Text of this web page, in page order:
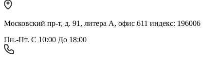
Московский пр-т, д. 91, литера А, офис 611 индекс: 196006
Пн.-Пт. С 10:00 До 18:00